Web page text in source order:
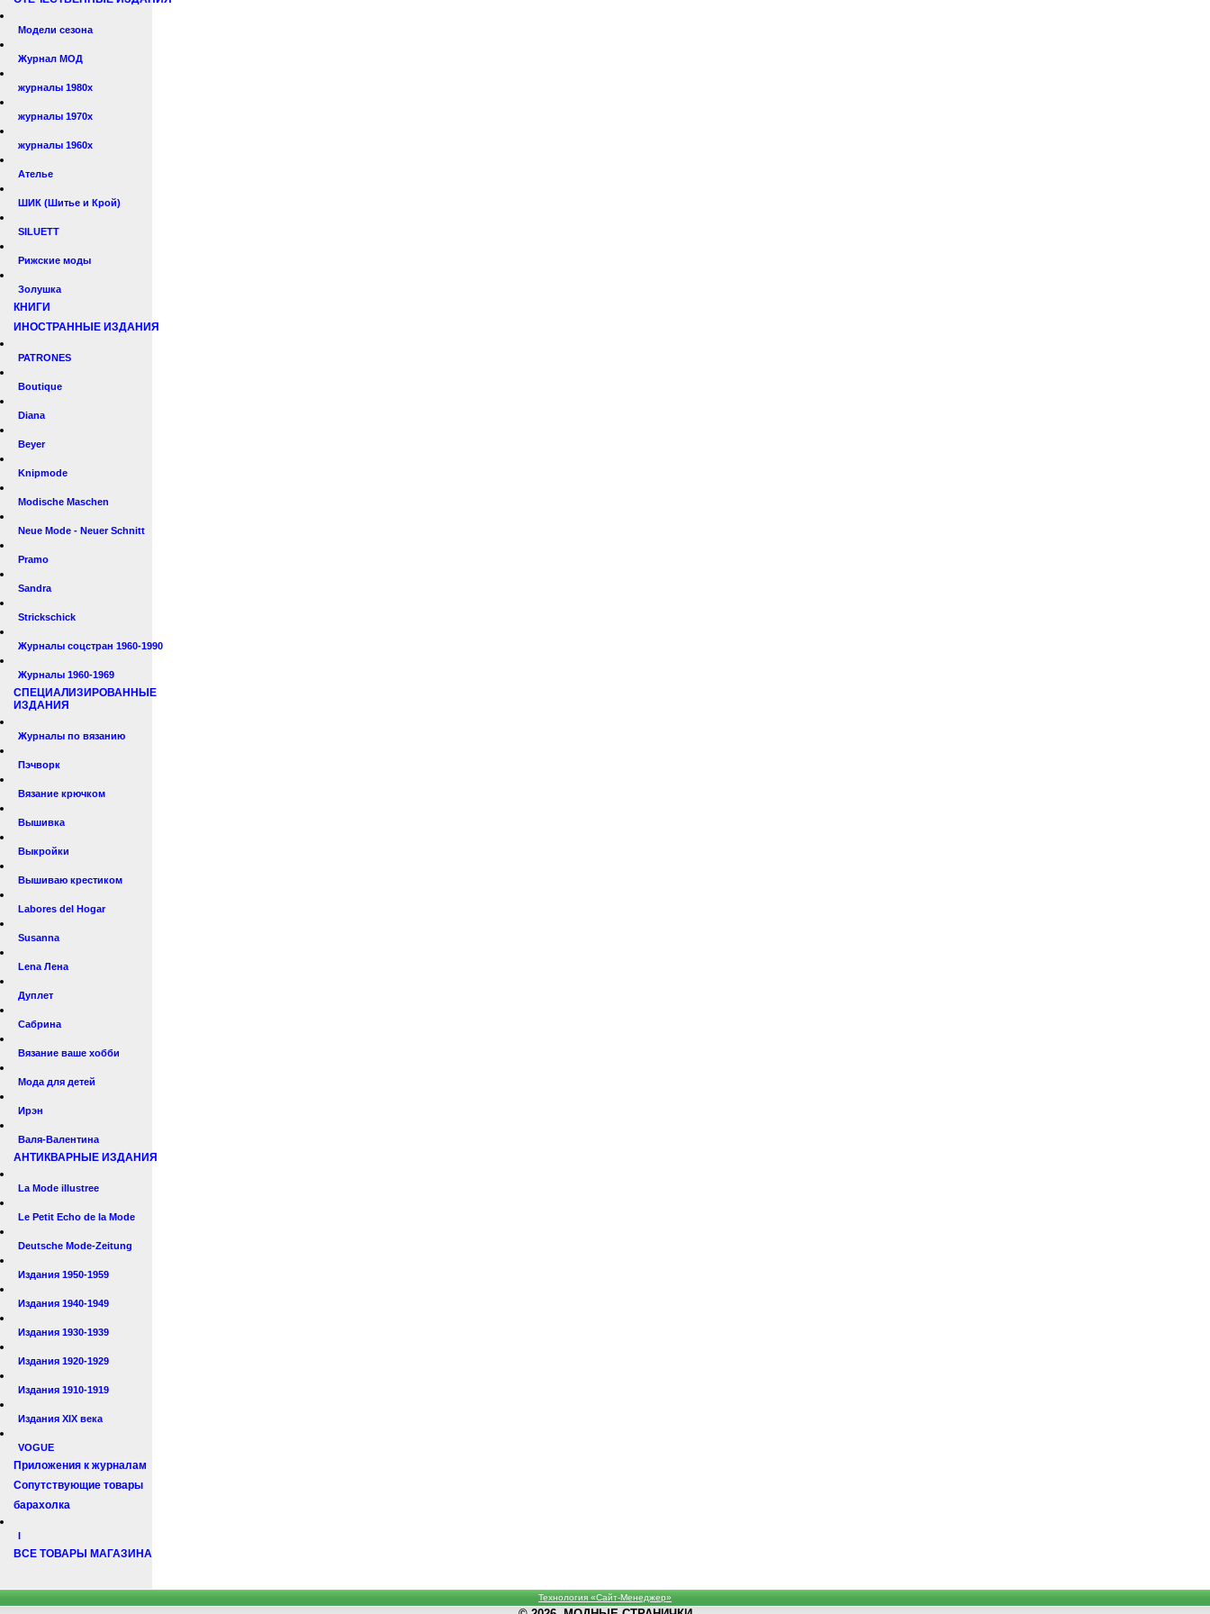
Модели сезона
Журнал МОД
журналы 1980х
журналы 1970х
журналы 1960х
Ателье
ШИК (Шитье и Крой)
SILUETT
Рижские моды
Золушка
КНИГИ
ИНОСТРАННЫЕ ИЗДАНИЯ
PATRONES
Boutique
Diana
Beyer
Knipmode
Modische Maschen
Neue Mode - Neuer Schnitt
Pramo
Sandra
Strickschick
Журналы соцстран 1960-1990
Журналы 1960-1969
СПЕЦИАЛИЗИРОВАННЫЕ
ИЗДАНИЯ
Журналы по вязанию
Пэчворк
Вязание крючком
Вышивка
Выкройки
Вышиваю крестиком
Labores del Hogar
Susanna
Lena Лена
Дуплет
Сабрина
Вязание ваше хобби
Мода для детей
Ирэн
Валя-Валентина
АНТИКВАРНЫЕ ИЗДАНИЯ
La Mode illustree
Le Petit Echo de la Mode
Deutsche Mode-Zeitung
Издания 1950-1959
Издания 1940-1949
Издания 1930-1939
Издания 1920-1929
Издания 1910-1919
Издания XIX века
VOGUE
Приложения к журналам
Сопутствующие товары
барахолка
I
ВСЕ ТОВАРЫ МАГАЗИНА
Технология «Сайт-Менеджер»